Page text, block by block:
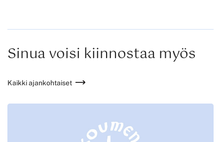
Sinua voisi kiinnostaa myös
Kaikki ajankohtaiset